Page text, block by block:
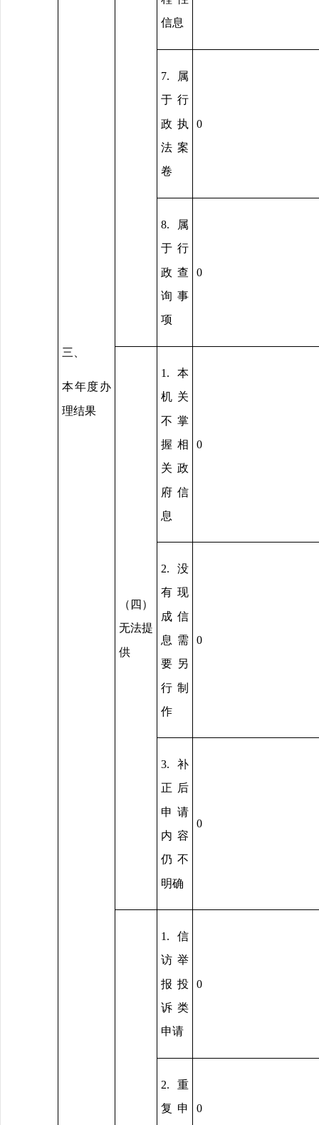
三、
本年度办
理结果
信息
7.属
于行
政执
法案
卷
0
8.属
于行
政查
询事
项
0
（四）
无法提
供
1.本
机关
不掌
握相
关政
府信
息
0
2.没
有现
成信
息需
要另
行制
作
0
3.补
正后
申请
内容
仍不
明确
0
1.信
访举
报投
诉类
申请
0
2.重
复申
0